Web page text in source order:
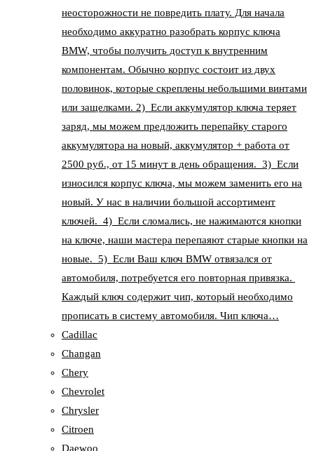
неосторожности не повредить плату. Для начала
необходимо аккуратно разобрать корпус ключа
BMW, чтобы получить доступ к внутренним
компонентам. Обычно корпус состоит из двух
половинок, которые скреплены небольшими винтами
или защелками. 2) Если аккумулятор ключа теряет
заряд, мы можем предложить перепайку старого
аккумулятора на новый, аккумулятор + работа от
2500 руб., от 15 минут в день обращения. 3) Если
износился корпус ключа, мы можем заменить его на
новый. У нас в наличии большой ассортимент
ключей. 4) Если сломались, не нажимаются кнопки
на ключе, наши мастера перепаяют старые кнопки на
новые. 5) Если Ваш ключ BMW отвязался от
автомобиля, потребуется его повторная привязка.
Каждый ключ содержит чип, который необходимо
прописать в систему автомобиля. Чип ключа…
Cadillac
Changan
Chery
Chevrolet
Chrysler
Citroen
Daewoo